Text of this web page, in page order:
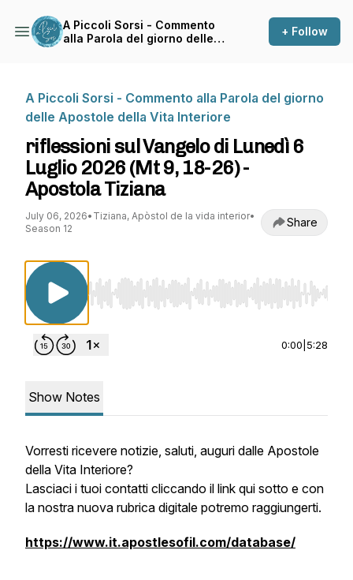
A Piccoli Sorsi - Commento
alla Parola del giorno delle
+ Follow
A Piccoli Sorsi - Commento alla Parola del giorno
delle Apostole della Vita Interiore
riflessioni sul Vangelo di Lunedì 6
Luglio 2026 (Mt 9, 18-26) -
Apostola Tiziana
July 06, 2026• Tiziana, Apòstol de la vida interior•
Season 12
Share
Use Left/Right to seek, Home/End to jump to
0:00 5:28
Show Notes
Vorresti ricevere notizie, saluti, auguri dalle Apostole
della Vita Interiore?
Lasciaci i tuoi contatti cliccando il link qui sotto e con
la nostra nuova rubrica digitale potremo raggiungerti.
https://www.it.apostlesofil.com/database/